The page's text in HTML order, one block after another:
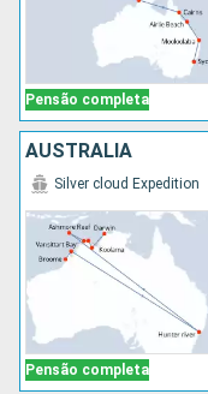
Pensão completa
AUSTRALIA
Pensão completa
Silver cloud Expedition